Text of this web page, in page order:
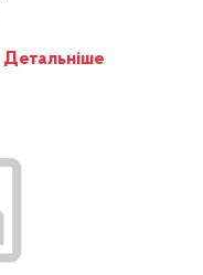
Детальніше